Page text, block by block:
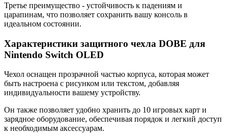
Третье преимущество - устойчивость к падениям и
царапинам, что позволяет сохранить вашу консоль в
идеальном состоянии.
Характеристики защитного чехла DOBE для
Nintendo Switch OLED
Чехол оснащен прозрачной частью корпуса, которая может
быть настроена с рисунком или текстом, добавляя
индивидуальности вашему устройству.
Он также позволяет удобно хранить до 10 игровых карт и
зарядное оборудование, обеспечивая порядок и легкий доступ
к необходимым аксессуарам.